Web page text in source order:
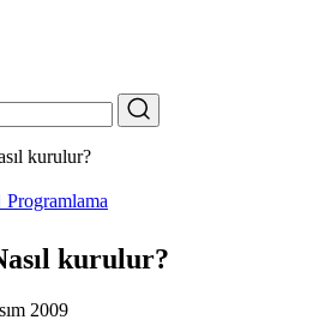
Programlama
kurulur?
2009